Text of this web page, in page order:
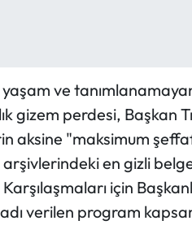
yaşam ve
gizem perdesi, Başkan
aksine "maksimum
en gizli
için
adı verilen program